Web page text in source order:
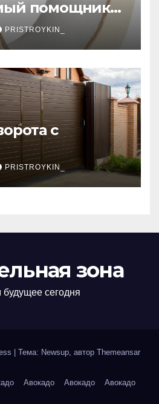
помощник
работах
PRISTROYKIN_
с
PRISTROYKIN_
зона
сегодня
Тема: Newsup, автор Themeansar
Авокадо Авокадо Авокадо